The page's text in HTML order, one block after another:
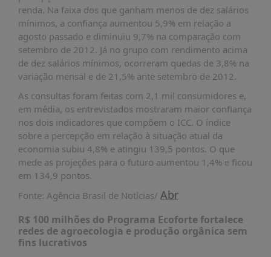
DADOS
FRENTE
PARLAMENTAR
SOBRE
A
FRENTE
MATERIAIS
INFORMAÇÕES
CURSOS
EVENTOS
INSCRIÇÕES
MATERIAIS
renda. Na faixa dos que ganham menos de dez salários
mínimos, a confiança aumentou 5,9% em relação a
agosto passado e diminuiu 9,7% na comparação com
setembro de 2012. Já no grupo com rendimento acima
de dez salários mínimos, ocorreram quedas de 3,8% na
variação mensal e de 21,5% ante setembro de 2012.
As consultas foram feitas com 2,1 mil consumidores e,
em média, os entrevistados mostraram maior confiança
nos dois indicadores que compõem o ICC. O índice
sobre a percepção em relação à situação atual da
economia subiu 4,8% e atingiu 139,5 pontos. O que
mede as projeções para o futuro aumentou 1,4% e ficou
em 134,9 pontos.
Fonte: Agência Brasil de Notícias/ Abr
R$ 100 milhões do Programa Ecoforte fortalece
redes de agroecologia e produção orgânica sem
fins lucrativos